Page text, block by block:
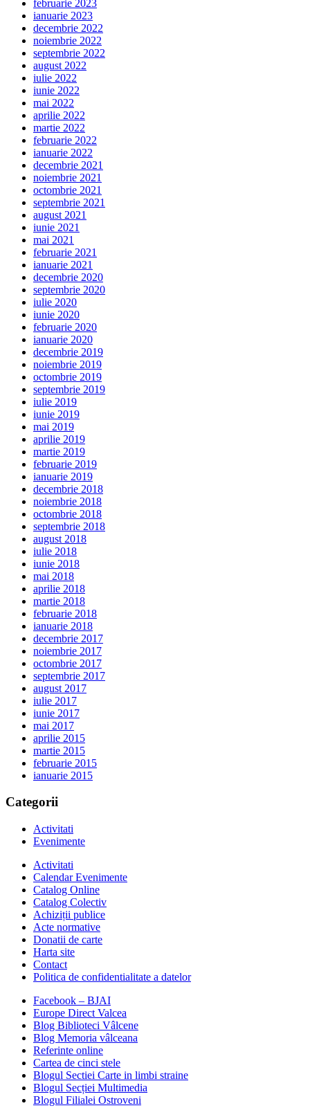
februarie 2023
ianuarie 2023
decembrie 2022
noiembrie 2022
septembrie 2022
august 2022
iulie 2022
iunie 2022
mai 2022
aprilie 2022
martie 2022
februarie 2022
ianuarie 2022
decembrie 2021
noiembrie 2021
octombrie 2021
septembrie 2021
august 2021
iunie 2021
mai 2021
februarie 2021
ianuarie 2021
decembrie 2020
septembrie 2020
iulie 2020
iunie 2020
februarie 2020
ianuarie 2020
decembrie 2019
noiembrie 2019
octombrie 2019
septembrie 2019
iulie 2019
iunie 2019
mai 2019
aprilie 2019
martie 2019
februarie 2019
ianuarie 2019
decembrie 2018
noiembrie 2018
octombrie 2018
septembrie 2018
august 2018
iulie 2018
iunie 2018
mai 2018
aprilie 2018
martie 2018
februarie 2018
ianuarie 2018
decembrie 2017
noiembrie 2017
octombrie 2017
septembrie 2017
august 2017
iulie 2017
iunie 2017
mai 2017
aprilie 2015
martie 2015
februarie 2015
ianuarie 2015
Categorii
Activitati
Evenimente
Activitati
Calendar Evenimente
Catalog Online
Catalog Colectiv
Achiziții publice
Acte normative
Donatii de carte
Harta site
Contact
Politica de confidentialitate a datelor
Facebook – BJAI
Europe Direct Valcea
Blog Biblioteci Vâlcene
Blog Memoria vâlceana
Referinte online
Cartea de cinci stele
Blogul Sectiei Carte in limbi straine
Blogul Secției Multimedia
Blogul Filialei Ostroveni